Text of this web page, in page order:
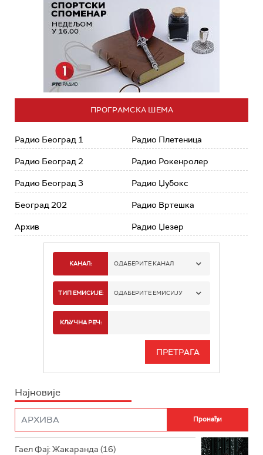
ПРОГРАМСКА ШЕМА
Радио Београд 1
Радио Београд 2
Радио Београд 3
Београд 202
Архив
Радио Плетеница
Радио Рокенролер
Радио Џубокс
Радио Вртешка
Радио Џезер
КАНАЛ: ОДАБЕРИТЕ КАНАЛ
РАДИО БЕОГРАД 1
РАДИО БЕОГРАД 3
РАДИО РОКЕНРОЛЕР
ТИП ЕМИСИЈЕ: ОДАБЕРИТЕ ЕМИСИЈУ
ИНФО
КЉУЧНА РЕЧ:
Најновије
Гаел Фај: Жакаранда (16)